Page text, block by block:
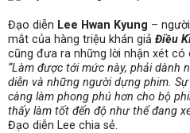
Đạo diễn Lee Hwan Kyung –
mắt của hàng triệu khán giả Điều
cũng đưa ra những lời nhận xét
“Làm được tới mức này, phải dành
diễn và những người dựng phim.
càng làm phong phú hơn cho bộ
thấy làm tốt đến độ như thể đang
Đạo diễn Lee chia sẻ.